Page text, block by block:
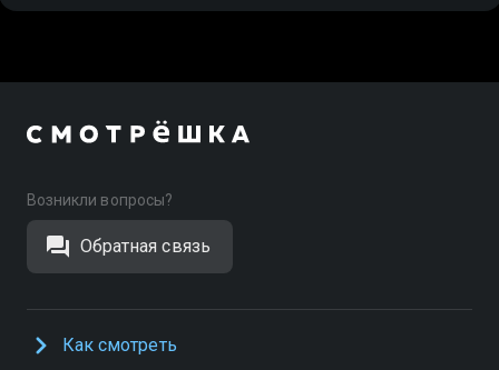
Возникли вопросы?
Обратная связь
Как смотреть